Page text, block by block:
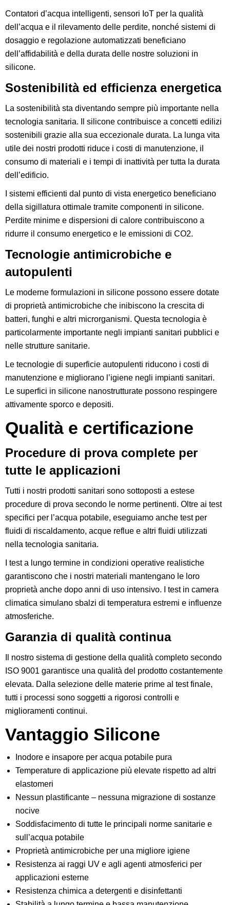
Contatori d’acqua intelligenti, sensori IoT per la qualità
dell’acqua e il rilevamento delle perdite, nonché sistemi di
dosaggio e regolazione automatizzati beneficiano
dell’affidabilità e della durata delle nostre soluzioni in
silicone.
Sostenibilità ed efficienza energetica
La sostenibilità sta diventando sempre più importante nella
tecnologia sanitaria. Il silicone contribuisce a concetti edilizi
sostenibili grazie alla sua eccezionale durata. La lunga vita
utile dei nostri prodotti riduce i costi di manutenzione, il
consumo di materiali e i tempi di inattività per tutta la durata
dell’edificio.
I sistemi efficienti dal punto di vista energetico beneficiano
della sigillatura ottimale tramite componenti in silicone.
Perdite minime e dispersioni di calore contribuiscono a
ridurre il consumo energetico e le emissioni di CO2.
Tecnologie antimicrobiche e
autopulenti
Le moderne formulazioni in silicone possono essere dotate
di proprietà antimicrobiche che inibiscono la crescita di
batteri, funghi e altri microrganismi. Questa tecnologia è
particolarmente importante negli impianti sanitari pubblici e
nelle strutture sanitarie.
Le tecnologie di superficie autopulenti riducono i costi di
manutenzione e migliorano l’igiene negli impianti sanitari.
Le superfici in silicone nanostrutturate possono respingere
attivamente sporco e depositi.
Qualità e certificazione
Procedure di prova complete per
tutte le applicazioni
Tutti i nostri prodotti sanitari sono sottoposti a estese
procedure di prova secondo le norme pertinenti. Oltre ai test
specifici per l’acqua potabile, eseguiamo anche test per
fluidi di riscaldamento, acque reflue e altri fluidi utilizzati
nella tecnologia sanitaria.
I test a lungo termine in condizioni operative realistiche
garantiscono che i nostri materiali mantengano le loro
proprietà anche dopo anni di uso intensivo. I test in camera
climatica simulano sbalzi di temperatura estremi e influenze
atmosferiche.
Garanzia di qualità continua
Il nostro sistema di gestione della qualità completo secondo
ISO 9001 garantisce una qualità del prodotto costantemente
elevata. Dalla selezione delle materie prime al test finale,
tutti i processi sono soggetti a rigorosi controlli e
miglioramenti continui.
Vantaggio Silicone
Inodore e insapore per acqua potabile pura
Temperature di applicazione più elevate rispetto ad altri
elastomeri
Nessun plastificante – nessuna migrazione di sostanze
nocive
Soddisfacimento di tutte le principali norme sanitarie e
sull’acqua potabile
Proprietà antimicrobiche per una migliore igiene
Resistenza ai raggi UV e agli agenti atmosferici per
applicazioni esterne
Resistenza chimica a detergenti e disinfettanti